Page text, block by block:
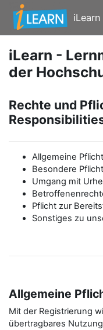
Zum Hauptinhalt
iLearn
iLearn -
der
Rechte und
Allgemeine
Besondere
Umgang mit
Pflicht zur
Sonstiges zu
Allgemeine
Mit der Registrierung
übertragbares